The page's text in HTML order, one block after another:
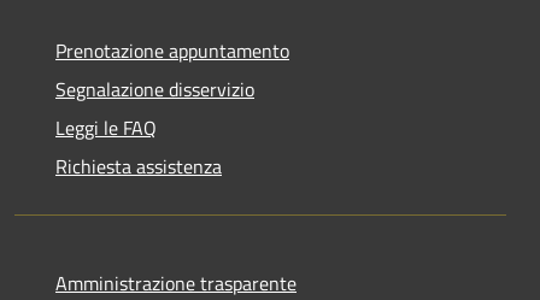
Prenotazione appuntamento
Segnalazione disservizio
Leggi le FAQ
Richiesta assistenza
Amministrazione trasparente